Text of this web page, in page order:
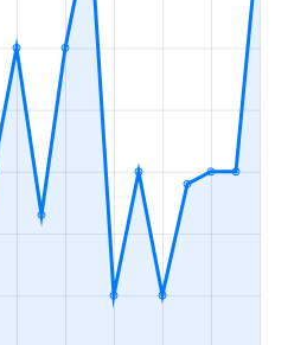
4,500万円
徒歩
480万円
徒歩
1,200万円
3,800万円 都城
西都城
西都城